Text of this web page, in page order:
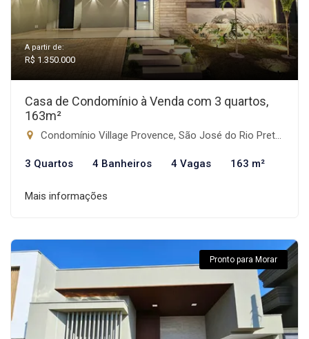
A partir de:
R$ 1.350.000
Casa de Condomínio à Venda com 3 quartos,
163m²
Condomínio Village Provence, São José do Rio Preto-SP
3 Quartos 4 Banheiros 4 Vagas 163 m²
Mais informações
Pronto para Morar